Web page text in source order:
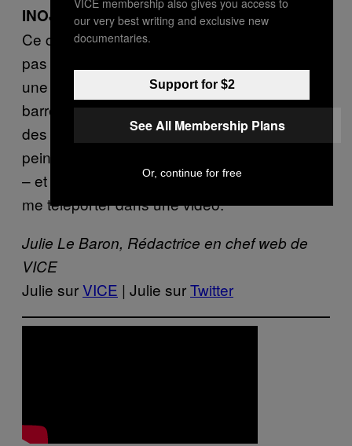
INOJ – « Time After Time »
Ce clip-hommage à Cyndi Lauper comporte
pas mal d’éléments qui me crispent – à savoir
une poupée singe qui fait de la batterie, des
barrettes à cheveux en forme de papillon,
des gens qui font du vélo sans prendre la
peine de regarder la route, des breakdancers
– et pourtant, j’ai rarement eu autant envie de
me téléporter dans une vidéo.
Julie Le Baron, Rédactrice en chef web de
VICE
Julie surVICE | Julie surTwitter
our very best writing and exclusive new
documentaries.
Support for $2
See All Membership Plans
Or, continue for free